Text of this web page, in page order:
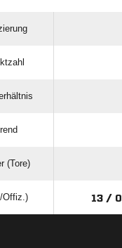
(Tore)
Offiz.) 13 / 0